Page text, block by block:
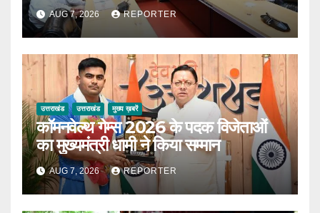
AUG 7, 2026 REPORTER
उत्तराखंड उत्तराखंड मुख्य ख़बरें
कॉमनवेल्थ गेम्स 2026 के पदक विजेताओं
का मुख्यमंत्री धामी ने किया सम्मान
AUG 7, 2026 REPORTER